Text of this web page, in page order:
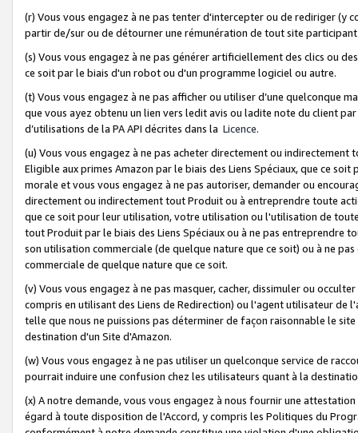
(r) Vous vous engagez à ne pas tenter d'intercepter ou de rediriger
partir de/sur ou de détourner une rémunération de tout site
(s) Vous vous engagez à ne pas générer artificiellement des clics ou
ce soit par le biais d'un robot ou d'un programme logiciel ou autre.
(t) Vous vous engagez à ne pas afficher ou utiliser d’une quelconque
que vous ayez obtenu un lien vers ledit avis ou ladite note du client
d’utilisations de la PA API décrites dans la Licence.
(u) Vous vous engagez à ne pas acheter directement ou
Eligible aux primes Amazon par le biais des Liens Spéciaux, que ce
morale et vous vous engagez à ne pas autoriser, demander ou
directement ou indirectement tout Produit ou à entreprendre toute
que ce soit pour leur utilisation, votre utilisation ou l'utilisation de
tout Produit par le biais des Liens Spéciaux ou à ne pas entreprendre
son utilisation commerciale (de quelque nature que ce soit) ou à ne
commerciale de quelque nature que ce soit.
(v) Vous vous engagez à ne pas masquer, cacher, dissimuler ou
compris en utilisant des Liens de Redirection) ou l'agent utilisateur
telle que nous ne puissions pas déterminer de façon raisonnable le
destination d'un Site d'Amazon.
(w) Vous vous engagez à ne pas utiliser un quelconque service de
pourrait induire une confusion chez les utilisateurs quant à la
(x) A notre demande, vous vous engagez à nous fournir une
égard à toute disposition de l'Accord, y compris les Politiques du